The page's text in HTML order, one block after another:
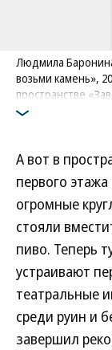
Людмила
возьми камень»,
пространстве
Фото: пресс-
А вот в
первого
огромные
стояли
пиво. Теперь
устраивают
театральные
среди руин и
завершил